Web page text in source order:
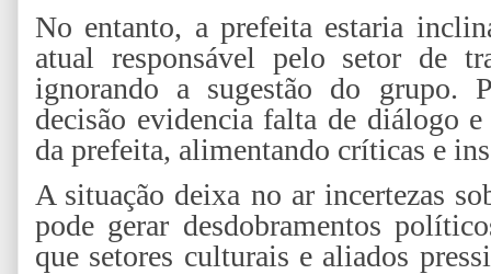
No entanto, a prefeita estaria
atual responsável pelo setor de
ignorando a sugestão do grupo.
decisão evidencia falta de diálogo
da prefeita, alimentando críticas e
A situação deixa no ar incertezas
pode gerar desdobramentos
que setores culturais e aliados